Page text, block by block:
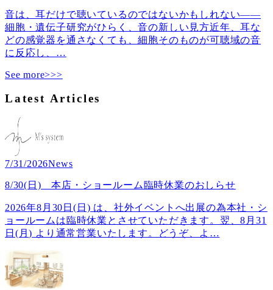
音は、耳だけで聴いているのではないかもしれない――
細胞・遺伝子研究がひらく、音の新しい見方近年、耳な
どの感覚器を通さなくても、細胞そのものが可聴域の音
に反応し、 …
See more>>>
Latest Articles
7/31/2026News
8/30(日) 本店・ショールーム臨時休業のおしらせ
2026年8月30日(日) は、社外イベントへ出展の為本社・シ
ョールームは臨時休業とさせていただきます。翌、8月31
日(月) より通常営業いたします。どうぞ、よ …